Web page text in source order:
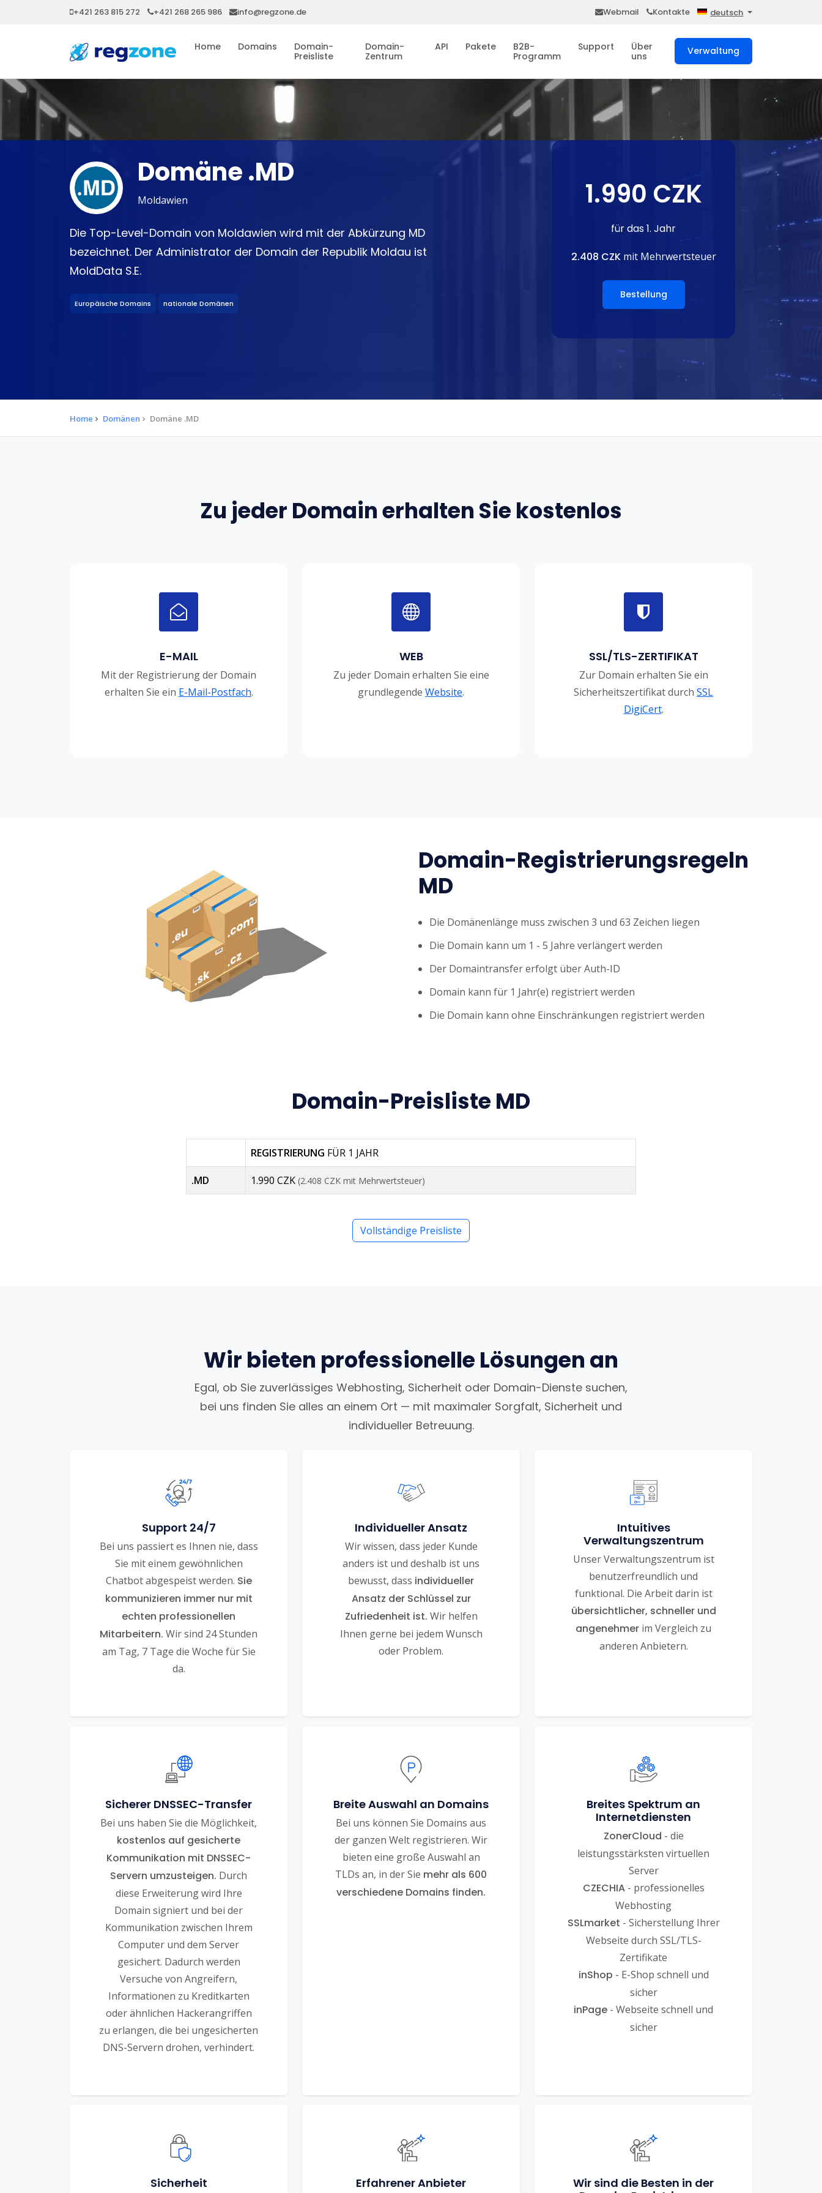
+421 263 815 272 +421 268 265 986 info@regzone.de Webmail Kontakte deutsch
Home Domains
Domain-
Preisliste
Domain-
Zentrum
API Pakete
B2B-
Programm
Support
Über
uns
Verwaltung
Domäne .MD
Moldawien
Die Top-Level-Domain von Moldawien wird mit der Abkürzung MD
bezeichnet. Der Administrator der Domain der Republik Moldau ist
MoldData S.E.
Europäische Domains nationale Domänen
1.990 CZK
für das 1. Jahr
2.408 CZKmit Mehrwertsteuer
Bestellung
Home Domänen Domäne .MD
Zu jeder Domain erhalten Sie kostenlos
E-MAIL
Mit der Registrierung der Domain
erhalten Sie ein E-Mail-Postfach.
WEB
Zu jeder Domain erhalten Sie eine
grundlegende Website.
SSL/TLS-ZERTIFIKAT
Zur Domain erhalten Sie ein
Sicherheitszertifikat durch SSL
DigiCert.
Domain-Registrierungsregeln
MD
Die Domänenlänge muss zwischen 3 und 63 Zeichen liegen
Die Domain kann um 1 - 5 Jahre verlängert werden
Der Domaintransfer erfolgt über Auth-ID
Domain kann für 1 Jahr(e) registriert werden
Die Domain kann ohne Einschränkungen registriert werden
Domain-Preisliste MD
REGISTRIERUNG FÜR 1 JAHR
.MD 1.990 CZK (2.408 CZK mit Mehrwertsteuer)
Vollständige Preisliste
Wir bieten professionelle Lösungen an
Egal, ob Sie zuverlässiges Webhosting, Sicherheit oder Domain-Dienste suchen,
bei uns finden Sie alles an einem Ort — mit maximaler Sorgfalt, Sicherheit und
individueller Betreuung.
Support 24/7
Bei uns passiert es Ihnen nie, dass
Sie mit einem gewöhnlichen
Chatbot abgespeist werden. Sie
kommunizieren immer nur mit
echten professionellen
Mitarbeitern. Wir sind 24 Stunden
am Tag, 7 Tage die Woche für Sie
da.
Individueller Ansatz
Wir wissen, dass jeder Kunde
anders ist und deshalb ist uns
bewusst, dass individueller
Ansatz der Schlüssel zur
Zufriedenheit ist. Wir helfen
Ihnen gerne bei jedem Wunsch
oder Problem.
Intuitives
Verwaltungszentrum
Unser Verwaltungszentrum ist
benutzerfreundlich und
funktional. Die Arbeit darin ist
übersichtlicher, schneller und
angenehmer im Vergleich zu
anderen Anbietern.
Sicherer DNSSEC-Transfer
Bei uns haben Sie die Möglichkeit,
kostenlos auf gesicherte
Kommunikation mit DNSSEC-
Servern umzusteigen. Durch
diese Erweiterung wird Ihre
Domain signiert und bei der
Kommunikation zwischen Ihrem
Computer und dem Server
gesichert. Dadurch werden
Versuche von Angreifern,
Informationen zu Kreditkarten
oder ähnlichen Hackerangriffen
zu erlangen, die bei ungesicherten
DNS-Servern drohen, verhindert.
Breite Auswahl an Domains
Bei uns können Sie Domains aus
der ganzen Welt registrieren. Wir
bieten eine große Auswahl an
TLDs an, in der Sie mehr als 600
verschiedene Domains finden.
Breites Spektrum an
Internetdiensten
ZonerCloud - die
leistungsstärksten virtuellen
Server
CZECHIA- professionelles
Webhosting
SSLmarket - Sicherstellung Ihrer
Webseite durch SSL/TLS-
Zertifikate
inShop - E-Shop schnell und
sicher
inPage - Webseite schnell und
sicher
Sicherheit Erfahrener Anbieter
Wir sind die Besten in der